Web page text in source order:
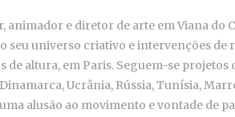
e diretor de arte em Viana do
seu universo criativo e intervenções
de altura, em Paris. Seguem-se
Ucrânia, Rússia, Tunísia,
alusão ao movimento e vontade de